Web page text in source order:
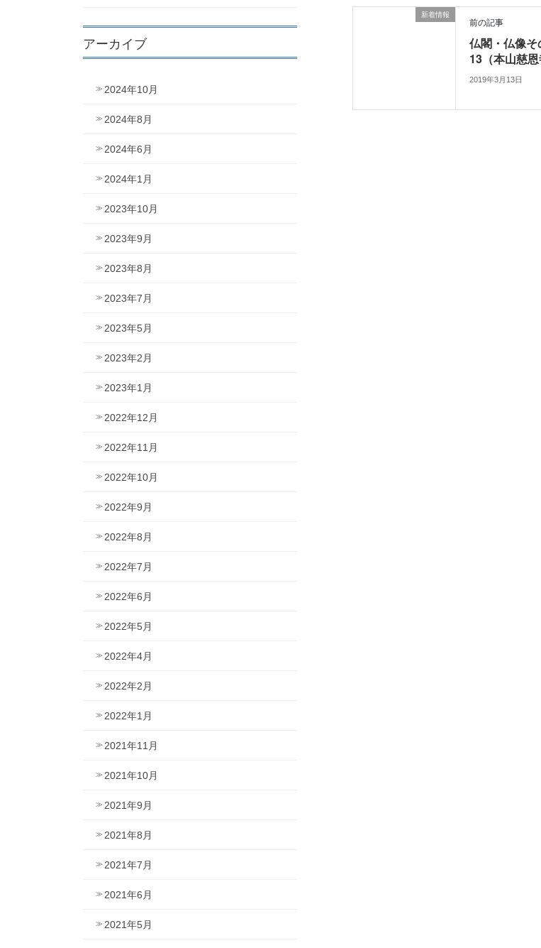
新着情報
前の記事
仏閣・仏像そ
13（本山慈
2019年3月13日
アーカイブ
2024年10月
2024年8月
2024年6月
2024年1月
2023年10月
2023年9月
2023年8月
2023年7月
2023年5月
2023年2月
2023年1月
2022年12月
2022年11月
2022年10月
2022年9月
2022年8月
2022年7月
2022年6月
2022年5月
2022年4月
2022年2月
2022年1月
2021年11月
2021年10月
2021年9月
2021年8月
2021年7月
2021年6月
2021年5月